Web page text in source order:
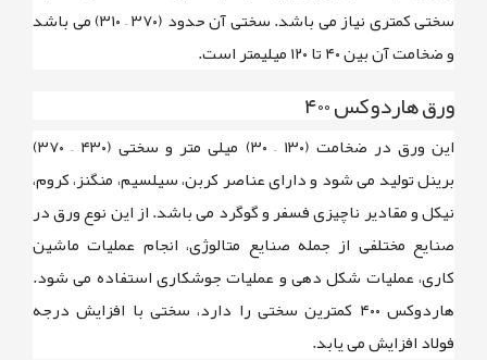
سختی کمتری نیاز می باشد. سختی آن حدود (۳۷۰ – ۳۱۰)
می باشد
و ضخامت آن بین۴۰ تا ۱۲۰ میلیمتر است.
ورق هاردوکس ۴۰۰
این ورق در ضخامت (۱۳۰ – ۳۰) میلی متر و سختی
(۴۳۰ – ۳۷۰)
برینلتولید می شود و دارای عناصر کربن، سیلسیم، منگنز، کروم،
نیکل و مقادیر ناچیزی فسفر و گوگرد می باشد. از این نوع ورق در
صنایع مختلفی از جمله صنایع متالوژی، انجام عملیات ماشین
کاری، عملیات شکل دهی و عملیات جوشکاری استفاده می شود.
هاردوکس ۴۰۰ کمترین سختی را دارد، سختی با افزایش درجه
فولاد افزایش می یابد.